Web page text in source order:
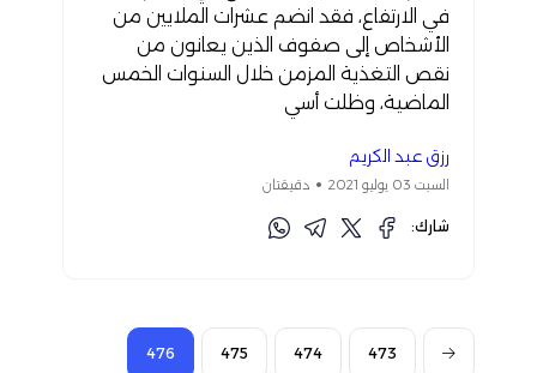
في الارتفاع، فقد انضم عشرات الملايين من
الأشخاص إلى صفوف الذين يعانون من
نقص التغذية المزمن خلال السنوات الخمس
الماضية، وظلت أسي
رزق عبد الكريم
السبت 03 يوليو 2021 دقيقتان
شارك:
473
474
475
476